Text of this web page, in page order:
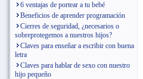
6 ventajas de portear a tu bebé
Beneficios de aprender programación
Cierres de seguridad, ¿necesarios o
sobreprotegemos a nuestros hijos?
Claves para enseñar a escribir con buena
letra
Claves para hablar de sexo con nuestro
hijo pequeño